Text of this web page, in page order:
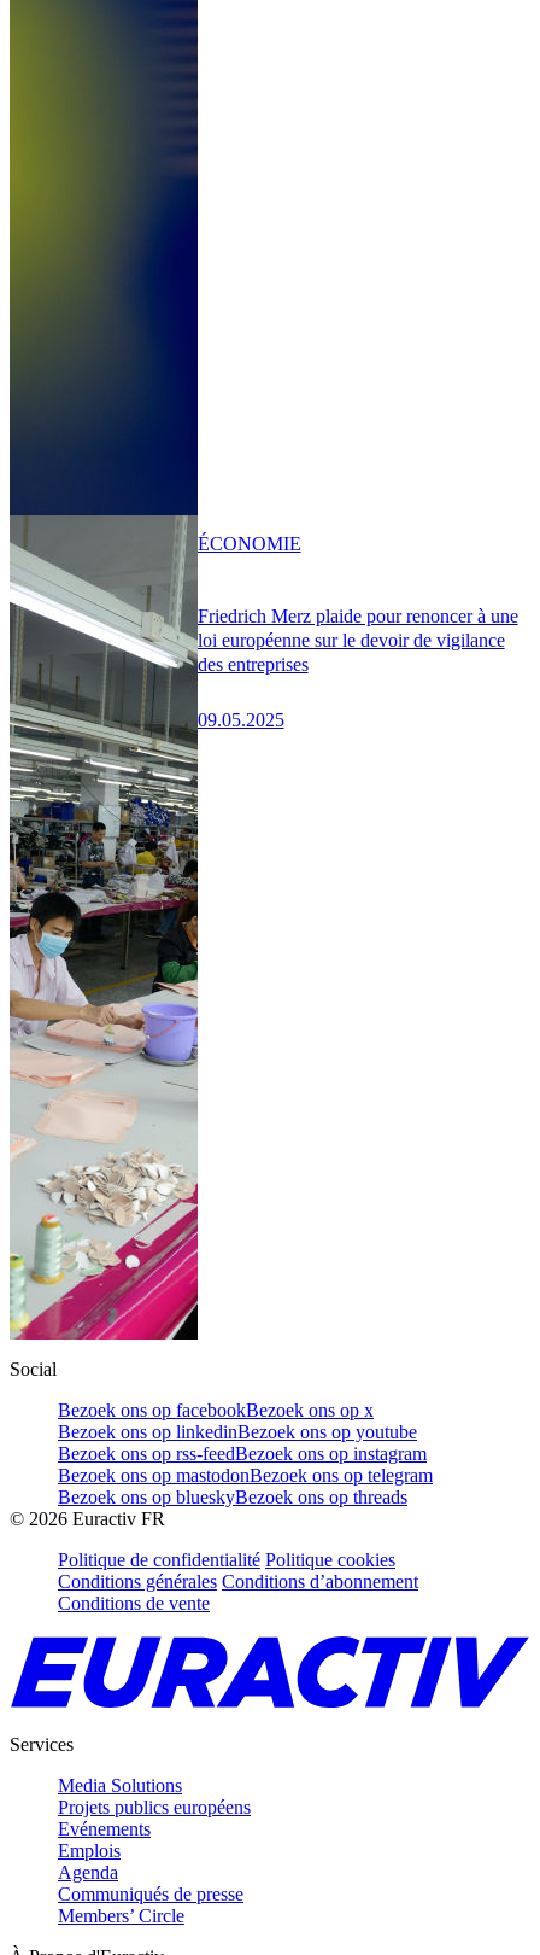
Friedrich Merz plaide pour renoncer à une
loi européenne sur le devoir de vigilance
des entreprises
09.05.2025
ÉCONOMIE
Social
Bezoek ons op facebookBezoek ons op x
Bezoek ons op linkedinBezoek ons op youtube
Bezoek ons op rss-feedBezoek ons op instagram
Bezoek ons op mastodonBezoek ons op telegram
Bezoek ons op blueskyBezoek ons op threads
© 2026 Euractiv FR
Politique de confidentialité Politique cookies
Conditions générales Conditions d’abonnement
Conditions de vente
Services
Media Solutions
Projets publics européens
Evénements
Emplois
Agenda
Communiqués de presse
Members’ Circle